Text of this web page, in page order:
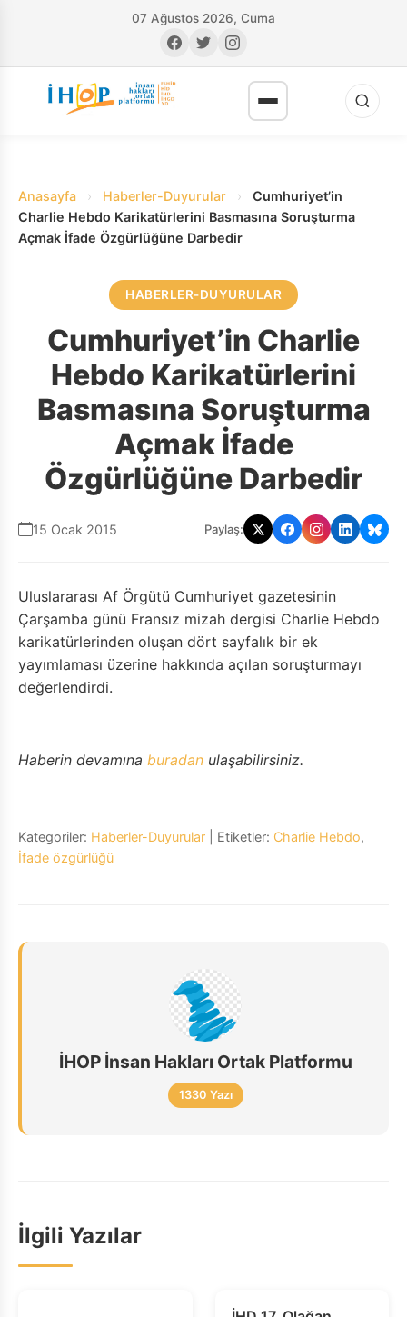
07 Ağustos 2026, Cuma
Anasayfa › Haberler-Duyurular ›
Cumhuriyet’in
Charlie Hebdo Karikatürlerini Basmasına Soruşturma
Açmak İfade Özgürlüğüne Darbedir
HABERLER-DUYURULAR
Cumhuriyet’in Charlie
Hebdo Karikatürlerini
Basmasına Soruşturma
Açmak İfade
Özgürlüğüne Darbedir
15 Ocak 2015 Paylaş:
Uluslararası Af Örgütü Cumhuriyet gazetesinin
Çarşamba günü Fransız mizah dergisi Charlie Hebdo
karikatürlerinden oluşan dört sayfalık bir ek
yayımlaması üzerine hakkında açılan soruşturmayı
değerlendirdi.
Haberin devamına buradan ulaşabilirsiniz.
Kategoriler: Haberler-Duyurular | Etiketler: Charlie Hebdo,
İfade özgürlüğü
İHOP İnsan Hakları Ortak Platformu
1330 Yazı
İlgili Yazılar